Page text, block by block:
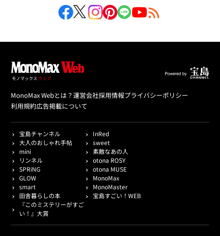
MonoMax Webとは？運営会社採用情報プライバシーポリシー
利用規約広告掲載について
宝島チャンネル
InRed
大人のおしゃれ手帖
sweet
mini
素敵なあの人
リンネル
otona ROSY
SPRiNG
otona MUSE
GLOW
MonoMax
smart
MonoMaster
田舎暮らしの本
宝島すごい！WEB
『このミステリーがすご
い！』大賞